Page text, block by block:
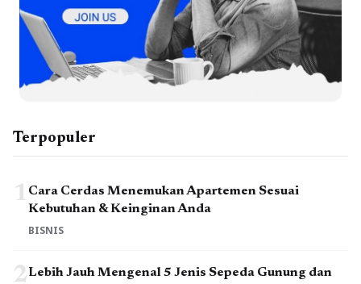
Terpopuler
1 Cara Cerdas Menemukan Apartemen Sesuai
Kebutuhan & Keinginan Anda
BISNIS
2Lebih Jauh Mengenal 5 Jenis Sepeda Gunung dan